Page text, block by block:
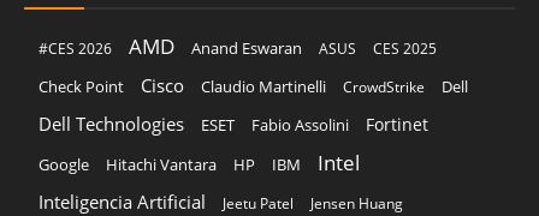
#CES 2026 AMD Anand Eswaran ASUS
CES 2025
Check Point
Cisco Claudio Martinelli CrowdStrike Dell
Dell Technologies ESET Fabio Assolini Fortinet
Google Hitachi Vantara HP IBM Intel
Inteligencia Artificial Jeetu Patel Jensen Huang